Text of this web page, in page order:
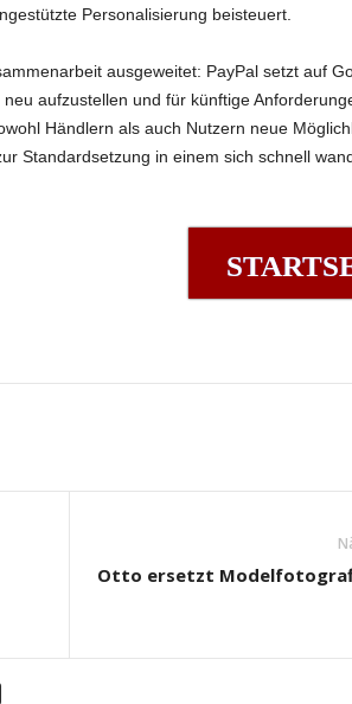
Personalisierung beisteuert.
ausgeweitet: PayPal setzt auf
aufzustellen und für künftige
Händlern als auch Nutzern neue
Standardsetzung in einem sich schnell
Otto ersetzt